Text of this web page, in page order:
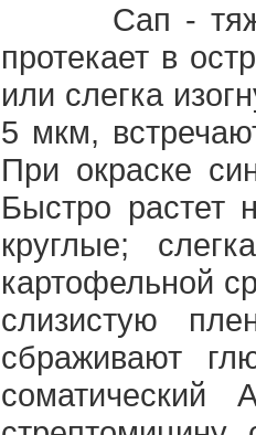
Сап -
протекает в
или слегка
5 мкм,
При окраске
Быстро растет
круглые;
картофельной
слизистую
сбраживают
соматический